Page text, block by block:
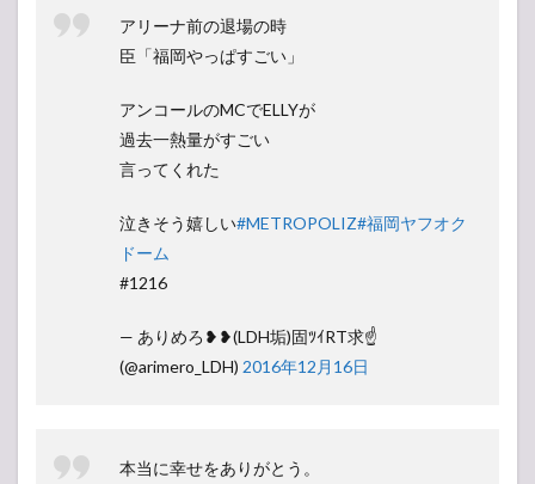
アリーナ前の退場の時
臣「福岡やっぱすごい」
アンコールのMCでELLYが
過去一熱量がすごい
言ってくれた
泣きそう嬉しい#METROPOLIZ#福岡ヤフオク
ドーム
#1216
— ありめろ❥❥(LDH垢)固ﾂｲRT求☝️
(@arimero_LDH) 2016年12月16日
本当に幸せをありがとう。